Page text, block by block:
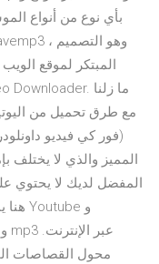
بأي نوع من أنواع
المبتكر لموقع الويب
المميز والذي لا يختلف